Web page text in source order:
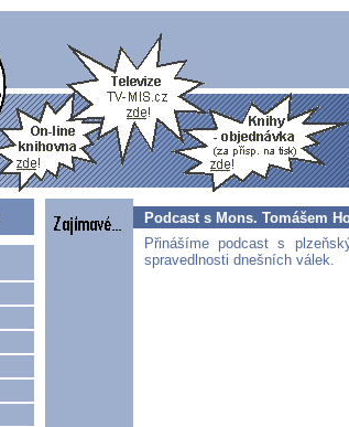
Podcast s Mons. Tomášem
Přinášíme podcast s
spravedlnosti dnešních válek.